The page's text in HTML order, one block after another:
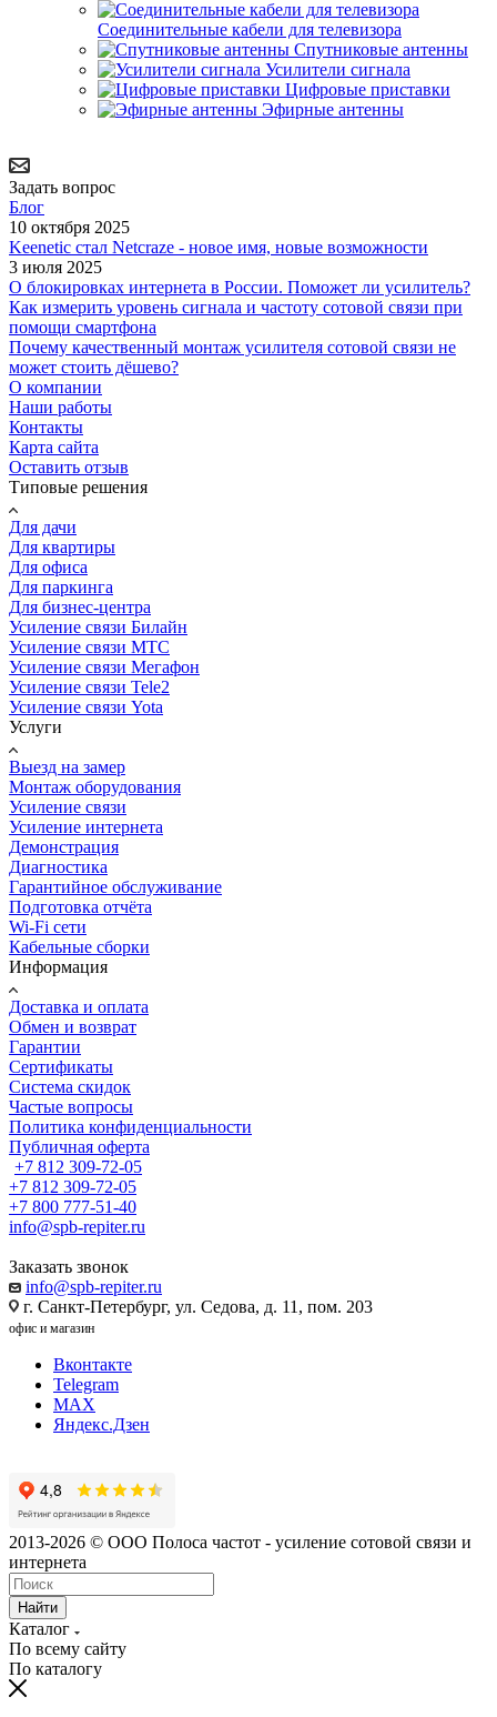
Соединительные кабели для телевизора
Спутниковые антенны
Усилители сигнала
Цифровые приставки
Эфирные антенны
Задать вопрос
Блог
10 октября 2025
Keenetic стал Netcraze - новое имя, новые возможности
3 июля 2025
О блокировках интернета в России. Поможет ли усилитель?
Как измерить уровень сигнала и частоту сотовой связи при
помощи смартфона
Почему качественный монтаж усилителя сотовой связи не
может стоить дёшево?
О компании
Наши работы
Контакты
Карта сайта
Оставить отзыв
Типовые решения
Для дачи
Для квартиры
Для офиса
Для паркинга
Для бизнес-центра
Усиление связи Билайн
Усиление связи МТС
Усиление связи Мегафон
Усиление связи Tele2
Усиление связи Yota
Услуги
Выезд на замер
Монтаж оборудования
Усиление связи
Усиление интернета
Демонстрация
Диагностика
Гарантийное обслуживание
Подготовка отчёта
Wi-Fi сети
Кабельные сборки
Информация
Доставка и оплата
Обмен и возврат
Гарантии
Сертификаты
Система скидок
Частые вопросы
Политика конфиденциальности
Публичная оферта
+7 812 309-72-05
+7 812 309-72-05
+7 800 777-51-40
info@spb-repiter.ru
Заказать звонок
info@spb-repiter.ru
г. Санкт-Петербург, ул. Седова, д. 11, пом. 203
офис и магазин
Вконтакте
Telegram
MAX
Яндекс.Дзен
2013-2026 © ООО Полоса частот - усиление сотовой связи и
интернета
Найти
Каталог
По всему сайту
По каталогу